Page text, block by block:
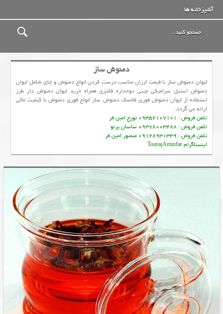
آشپزخانه ها
دمنوش ساز
لیوان دمنوش ساز با قیمت ارزان مناسب درست کردن انواع دمنوش و چای شامل لیوان
دمنوش استیل سرامیکی چینی دوجداره فانتزی همراه خرید لیوان دمنوش دار طرز
استفاده از لیوان دمنوش قوری فلاسک دمنوش ساز انواع قوری دمنوش با کیفیت عالی
ارائه می گردد.
تلفن فروش : 09356107101 تورج امین فر
تلفن فروش : 09378003488 ساسان پرتو
تلفن فروش : 09128931339 منصور امین فر
اینستاگرام TourajAminfar